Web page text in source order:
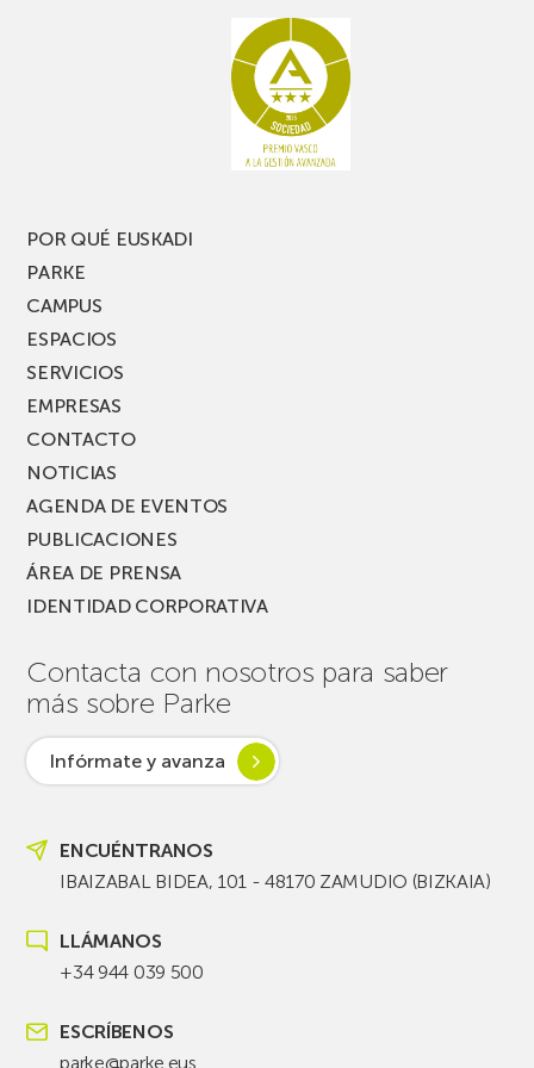
PARKEA
MUSIK
POR QUÉ EUSKADI
PARKE
CAMPUS
ESPACIOS
SERVICIOS
EMPRESAS
CONTACTO
NOTICIAS
AGENDA DE EVENTOS
PUBLICACIONES
ÁREA DE PRENSA
IDENTIDAD CORPORATIVA
Contacta con nosotros para saber
más sobre Parke
Infórmate y avanza
ENCUÉNTRANOS
IBAIZABAL BIDEA, 101 - 48170 ZAMUDIO (BIZKAIA)
LLÁMANOS
+34 944 039 500
ESCRÍBENOS
parke@parke.eus